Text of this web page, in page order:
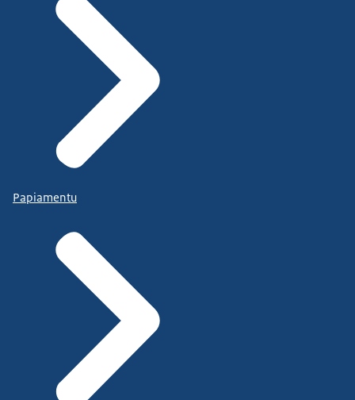
Papiamentu